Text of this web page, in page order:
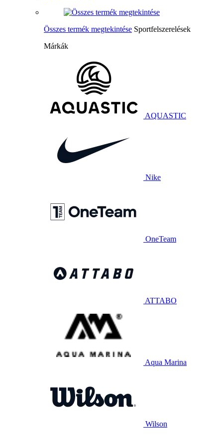
Összes termék megtekintése Sportfelszerelések
Márkák
AQUASTIC
Nike
OneTeam
ATTABO
Aqua Marina
Wilson